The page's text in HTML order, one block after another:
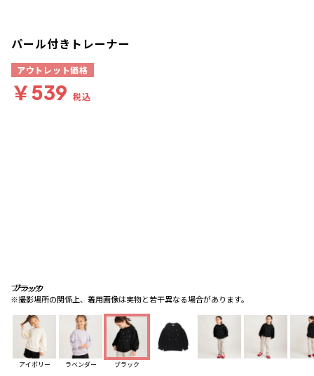
ブラック
※撮影場所の関係上、着用画像は実物と若干異なる場合があります。
ブラック
ブラック
アイボリー ラベンダー ブラック
パール付きトレーナー
アウトレット価格
￥539 税込